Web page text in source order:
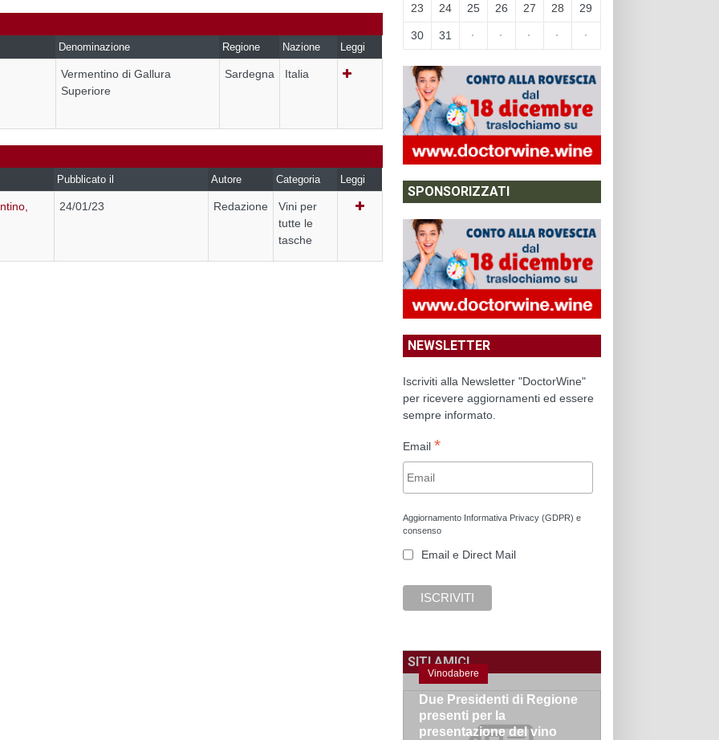
Denominazione Regione Nazione Leggi
Vermentino di Gallura
Superiore
Sardegna Italia
Pubblicato il Autore Categoria Leggi
24/01/23 Redazione
Vini per
tutte le
tasche
23 24 25 26 27 28 29
30 31 · · · · ·
SPONSORIZZATI
NEWSLETTER
Iscriviti alla Newsletter "DoctorWine"
per ricevere aggiornamenti ed essere
sempre informato.
Email *
Aggiornamento Informativa Privacy (GDPR) e
consenso
Email e Direct Mail
SITI AMICI
Vinodabere
Due Presidenti di Regione
presenti per la
presentazione del vino